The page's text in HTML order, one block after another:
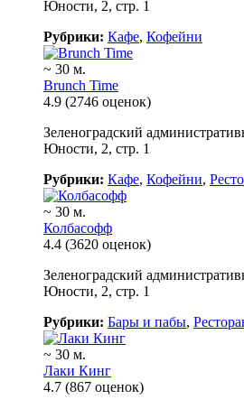
Юности, 2, стр. 1
Рубрики: Кафе, Кофейни
~ 30 м.
Brunch Time
4.9 (2746 оценок)
Зеленоградский
Юности, 2, стр. 1
Рубрики: Кафе, Кофейни,
~ 30 м.
Колбасофф
4.4 (3620 оценок)
Зеленоградский
Юности, 2, стр. 1
Рубрики: Бары и пабы,
~ 30 м.
Лаки Кинг
4.7 (867 оценок)